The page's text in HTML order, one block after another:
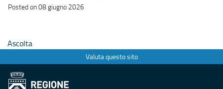
Posted on 08 giugno 2026
Ascolta
Valuta questo sito